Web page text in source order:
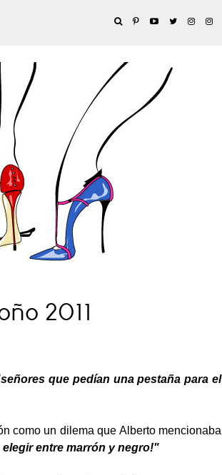
2011
que pedían una pestaña para el
como un dilema que Alberto mencionaba
entre marrón y negro!"